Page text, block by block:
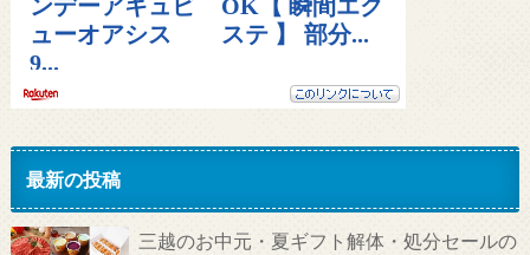
最新の投稿
三越のお中元・夏ギフト解体・処分セールの